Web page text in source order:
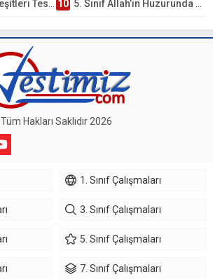
– Online Çöz 10 5. Sınıf Allah’ın Huzurunda Olmak – Namaz İbadeti Testi
Tüm Hakları Saklıdır 2026
1. Sınıf Çalışmaları
3. Sınıf Çalışmaları
5. Sınıf Çalışmaları
7. Sınıf Çalışmaları